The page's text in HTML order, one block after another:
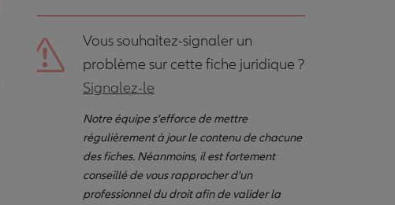
Vous souhaitez-signaler un
problème sur cette fiche juridique ?
Signalez-le
Notre équipe s'efforce de mettre
régulièrement à jour le contenu de chacune
des fiches. Néanmoins, il est fortement
conseillé de vous rapprocher d'un
professionnel du droit afin de valider la